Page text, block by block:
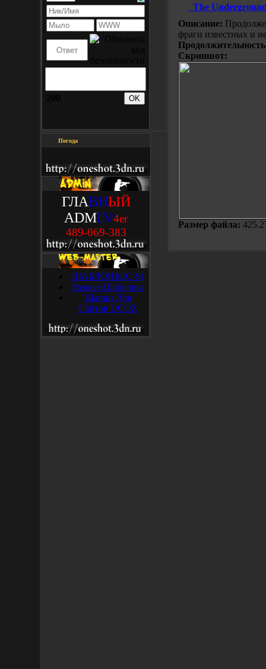
Погода
ГЛАВНЫЙ
ADMIN'4er
489-069-383
ШАБЛОНЫ(C-S)
Разные Шаблоны
Шапки Для
Сайтов UCOZ
The
Описание:
фраги известных и
Скриншот:
Размер файла: